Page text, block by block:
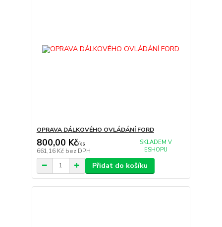
OPRAVA DÁLKOVÉHO OVLÁDÁNÍ FORD
800,00 Kč/ks
661,16 Kč bez DPH
SKLADEM V
ESHOPU
Přidat do košíku